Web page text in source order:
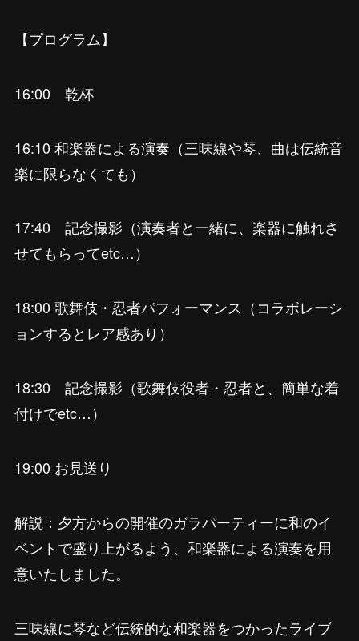
【プログラム】
16:00 乾杯
16:10 和楽器による演奏（三味線や琴、曲は伝統音
楽に限らなくても）
17:40 記念撮影（演奏者と一緒に、楽器に触れさ
せてもらってetc…）
18:00 歌舞伎・忍者パフォーマンス（コラボレーシ
ョンするとレア感あり）
18:30 記念撮影（歌舞伎役者・忍者と、簡単な着
付けでetc…）
19:00 お見送り
解説：夕方からの開催のガラパーティーに和のイ
ベントで盛り上がるよう、和楽器による演奏を用
意いたしました。
三味線に琴など伝統的な和楽器をつかったライブ